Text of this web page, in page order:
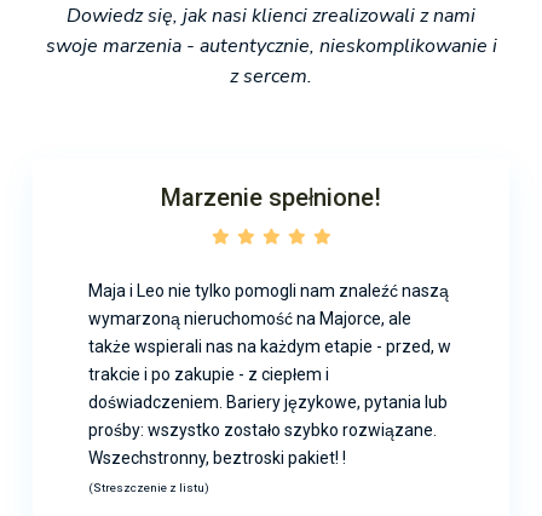
Dowiedz się, jak nasi klienci zrealizowali z nami
swoje marzenia - autentycznie, nieskomplikowanie i
z sercem.
Marzenie spełnione!
Maja i Leo nie tylko pomogli nam znaleźć naszą
wymarzoną nieruchomość na Majorce, ale
także wspierali nas na każdym etapie - przed, w
trakcie i po zakupie - z ciepłem i
doświadczeniem. Bariery językowe, pytania lub
prośby: wszystko zostało szybko rozwiązane.
Wszechstronny, beztroski pakiet! !
(Streszczenie z listu)